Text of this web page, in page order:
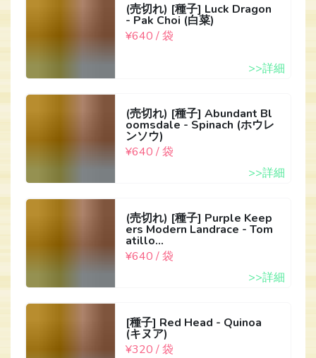
(売切れ) [種子] Luck Dragon
- Pak Choi (白菜)
¥640 / 袋
>>詳細
(売切れ) [種子] Abundant Bl
oomsdale - Spinach (ホウレ
ンソウ)
¥640 / 袋
>>詳細
(売切れ) [種子] Purple Keep
ers Modern Landrace - Tom
atillo...
¥640 / 袋
>>詳細
[種子] Red Head - Quinoa
(キヌア)
¥320 / 袋